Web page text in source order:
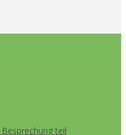
teil